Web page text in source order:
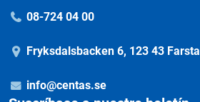
08-724 04 00
Fryksdalsbacken 6, 123 43 Farsta
info@centas.se